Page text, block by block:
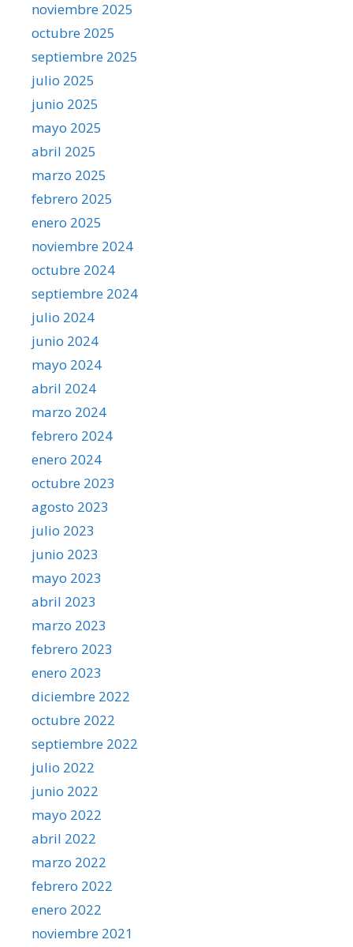
noviembre 2025
octubre 2025
septiembre 2025
julio 2025
junio 2025
mayo 2025
abril 2025
marzo 2025
febrero 2025
enero 2025
noviembre 2024
octubre 2024
septiembre 2024
julio 2024
junio 2024
mayo 2024
abril 2024
marzo 2024
febrero 2024
enero 2024
octubre 2023
agosto 2023
julio 2023
junio 2023
mayo 2023
abril 2023
marzo 2023
febrero 2023
enero 2023
diciembre 2022
octubre 2022
septiembre 2022
julio 2022
junio 2022
mayo 2022
abril 2022
marzo 2022
febrero 2022
enero 2022
noviembre 2021